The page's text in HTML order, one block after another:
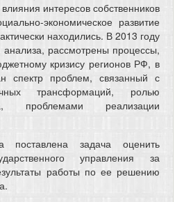
интересов собственников
экономическое развитие
находились. В 2013 году
рассмотрены процессы,
кризису регионов РФ, в
спектр проблем, связанный с
трансформаций, ролью
проблемами реализации
задача оценить
управления за
работы по ее решению